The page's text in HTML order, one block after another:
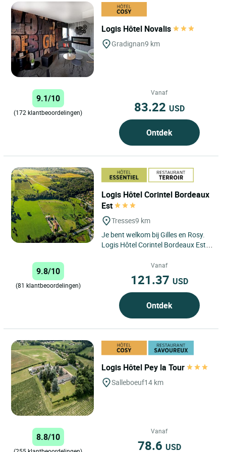
Logis Hôtel Novalis
Gradignan9 km
9.1/10
(172 klantbeoordelingen)
Vanaf
83.22 USD
Ontdek
Logis Hôtel Corintel Bordeaux
Est
Tresses9 km
Je bent welkom bij Gilles en Rosy.
Logis Hôtel Corintel Bordeaux Est is
omgeving waar...
9.8/10
(81 klantbeoordelingen)
Vanaf
121.37 USD
Ontdek
Logis Hôtel Pey la Tour
Salleboeuf14 km
8.8/10
Vanaf
78.6 USD